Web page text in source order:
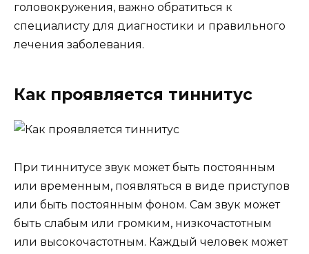
головокружения, важно обратиться к
специалисту для диагностики и правильного
лечения заболевания.
Как проявляется тиннитус
При тиннитусе звук может быть постоянным
или временным, появляться в виде приступов
или быть постоянным фоном. Сам звук может
быть слабым или громким, низкочастотным
или высокочастотным. Каждый человек может